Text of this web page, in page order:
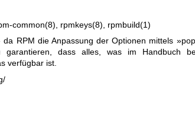
common(8) rpmkeys(8)
rpmbuild(1)
da RPM die Anpassung der Optionen mittels
garantieren, dass alles, was im Handbuch
verfügbar ist.